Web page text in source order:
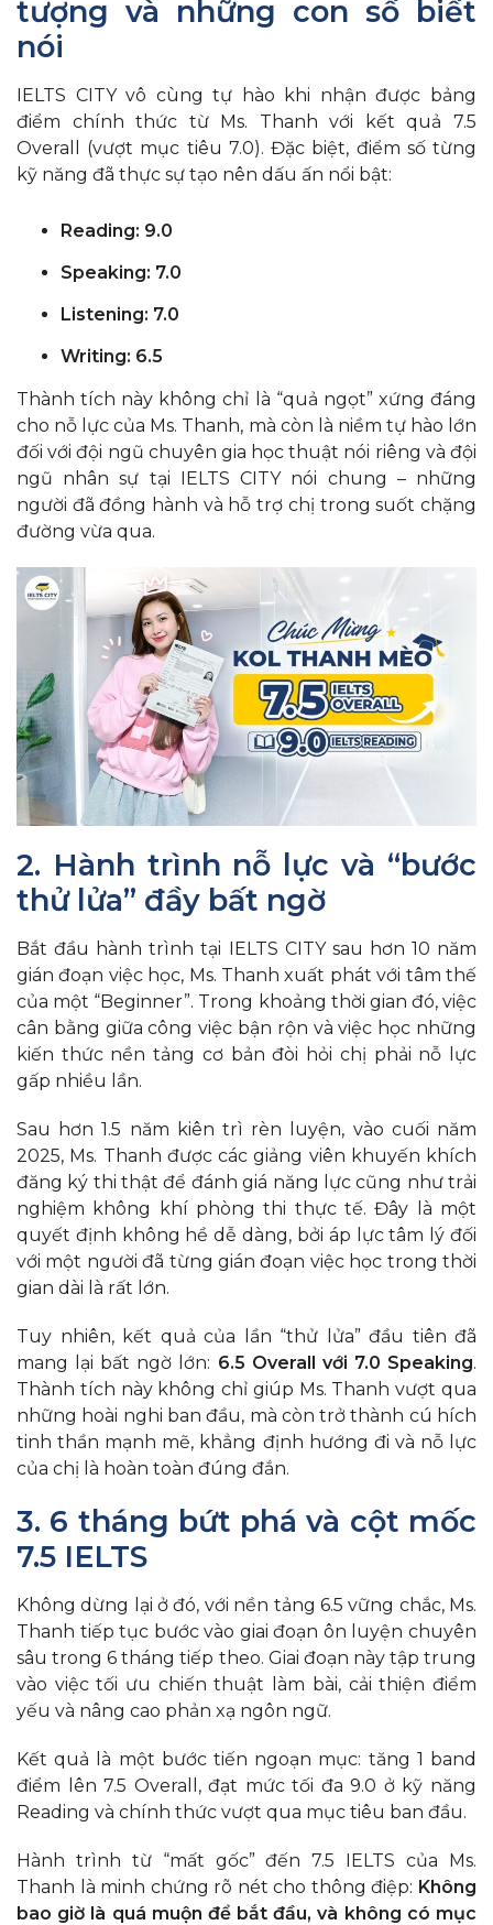
tượng và những con số biết
nói
IELTS CITY vô cùng tự hào khi nhận được bảng
điểm chính thức từ Ms. Thanh với kết quả 7.5
Overall (vượt mục tiêu 7.0). Đặc biệt, điểm số từng
kỹ năng đã thực sự tạo nên dấu ấn nổi bật:
Reading: 9.0
Speaking: 7.0
Listening: 7.0
Writing: 6.5
Thành tích này không chỉ là “quả ngọt” xứng đáng
cho nỗ lực của Ms. Thanh, mà còn là niềm tự hào lớn
đối với đội ngũ chuyên gia học thuật nói riêng và đội
ngũ nhân sự tại IELTS CITY nói chung – những
người đã đồng hành và hỗ trợ chị trong suốt chặng
đường vừa qua.
2. Hành trình nỗ lực và “bước
thử lửa” đầy bất ngờ
Bắt đầu hành trình tại IELTS CITY sau hơn 10 năm
gián đoạn việc học, Ms. Thanh xuất phát với tâm thế
của một “Beginner”. Trong khoảng thời gian đó, việc
cân bằng giữa công việc bận rộn và việc học những
kiến thức nền tảng cơ bản đòi hỏi chị phải nỗ lực
gấp nhiều lần.
Sau hơn 1.5 năm kiên trì rèn luyện, vào cuối năm
2025, Ms. Thanh được các giảng viên khuyến khích
đăng ký thi thật để đánh giá năng lực cũng như trải
nghiệm không khí phòng thi thực tế. Đây là một
quyết định không hề dễ dàng, bởi áp lực tâm lý đối
với một người đã từng gián đoạn việc học trong thời
gian dài là rất lớn.
Tuy nhiên, kết quả của lần “thử lửa” đầu tiên đã
mang lại bất ngờ lớn: 6.5 Overall với 7.0 Speaking.
Thành tích này không chỉ giúp Ms. Thanh vượt qua
những hoài nghi ban đầu, mà còn trở thành cú hích
tinh thần mạnh mẽ, khẳng định hướng đi và nỗ lực
của chị là hoàn toàn đúng đắn.
3. 6 tháng bứt phá và cột mốc
7.5 IELTS
Không dừng lại ở đó, với nền tảng 6.5 vững chắc, Ms.
Thanh tiếp tục bước vào giai đoạn ôn luyện chuyên
sâu trong 6 tháng tiếp theo. Giai đoạn này tập trung
vào việc tối ưu chiến thuật làm bài, cải thiện điểm
yếu và nâng cao phản xạ ngôn ngữ.
Kết quả là một bước tiến ngoạn mục: tăng 1 band
điểm lên 7.5 Overall, đạt mức tối đa 9.0 ở kỹ năng
Reading và chính thức vượt qua mục tiêu ban đầu.
Hành trình từ “mất gốc” đến 7.5 IELTS của Ms.
Thanh là minh chứng rõ nét cho thông điệp: Không
bao giờ là quá muộn để bắt đầu, và không có mục